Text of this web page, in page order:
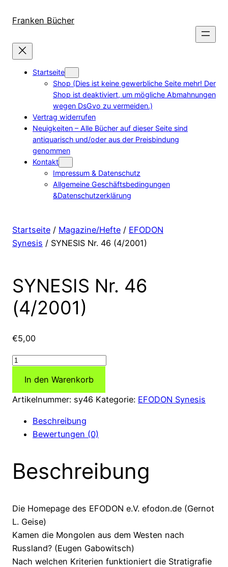
zum
wechseln
Franken Bücher
Startseite
Shop (Dies ist keine gewerbliche Seite mehr! Der
Shop ist deaktiviert, um mögliche Abmahnungen
wegen DsGvo zu vermeiden.)
Vertrag widerrufen
Neuigkeiten – Alle Bücher auf dieser Seite sind
antiquarisch und/oder aus der Preisbindung
genommen
Kontakt
Impressum & Datenschutz
Allgemeine Geschäftsbedingungen
&Datenschutzerklärung
Startseite / Magazine/Hefte / EFODON
Synesis / SYNESIS Nr. 46 (4/2001)
SYNESIS Nr. 46
(4/2001)
€5,00
SYNESIS
(4/2001)
In den Warenkorb
Artikelnummer: sy46 Kategorie: EFODON Synesis
Beschreibung
Bewertungen (0)
Beschreibung
Die Homepage des EFODON e.V. efodon.de (Gernot
L. Geise)
Kamen die Mongolen aus dem Westen nach
Russland? (Eugen Gabowitsch)
Nach welchen Kriterien funktioniert die Stratigrafie